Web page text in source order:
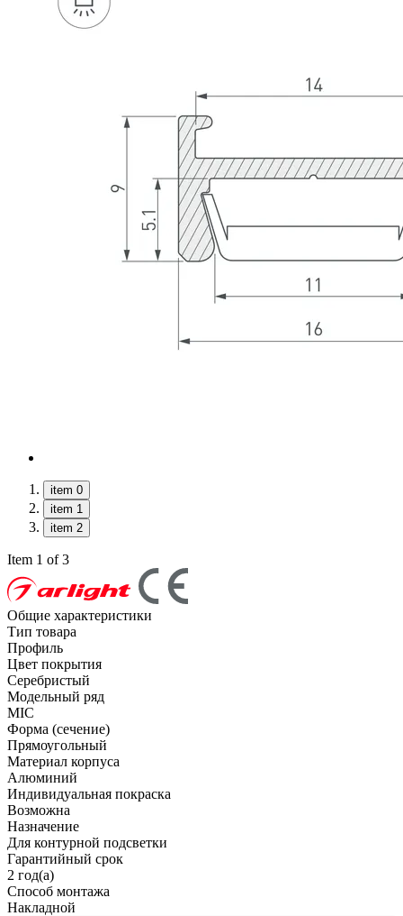
item 0
item 1
item 2
Item 1 of 3
Общие характеристики
Тип товара
Профиль
Цвет покрытия
Серебристый
Модельный ряд
MIC
Форма (сечение)
Прямоугольный
Материал корпуса
Алюминий
Индивидуальная покраска
Возможна
Назначение
Для контурной подсветки
Гарантийный срок
2 год(а)
Способ монтажа
Накладной